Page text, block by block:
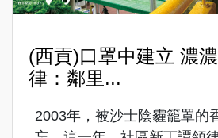
(西貢)口罩中建立 濃
律：鄰里...
2003年，被沙士陰霾籠罩的